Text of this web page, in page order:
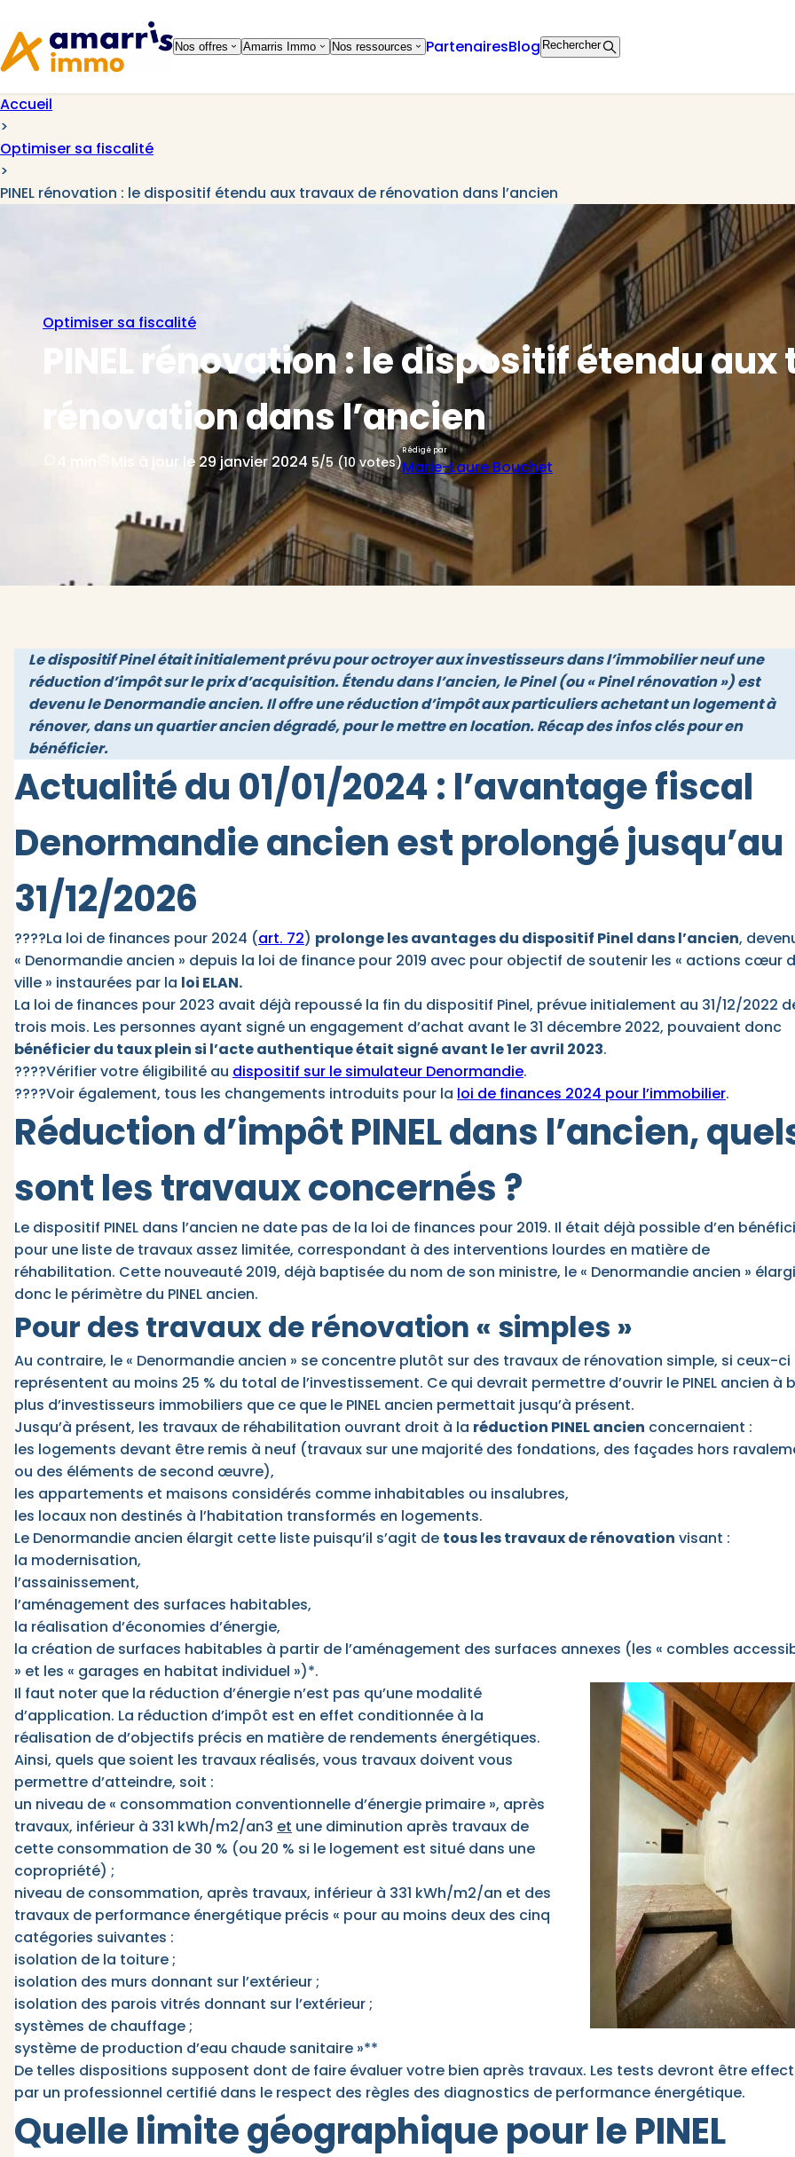
navigation
contenu
Nos offres Amarris Immo Nos ressources PartenairesBlog Rechercher
Accueil
>
Optimiser sa fiscalité
>
PINEL rénovation : le dispositif étendu aux travaux de rénovation dans l’ancien
Optimiser sa fiscalité
PINEL rénovation : le dispositif étendu
rénovation dans l’ancien
Mis à jour le 29 janvier 2024 5/5 (10 votes)
Rédigé par
Marie-Laure Bouchet
Le dispositif Pinel était initialement prévu pour octroyer aux investisseurs dans l’immobilier neuf une
réduction d’impôt sur le prix d’acquisition. Étendu dans l’ancien, le Pinel (ou « Pinel rénovation ») est
devenu le Denormandie ancien. Il offre une réduction d’impôt aux particuliers achetant un logement à
rénover, dans un quartier ancien dégradé, pour le mettre en location. Récap des infos clés pour en
bénéficier.
Actualité du 01/01/2024 : l’avantage fiscal
Denormandie ancien est prolongé jusqu’au
31/12/2026
????La loi de finances pour 2024 (art. 72) prolonge les avantages du dispositif Pinel dans l’ancien,
« Denormandie ancien » depuis la loi de finance pour 2019 avec pour objectif de soutenir les « actions cœur
ville » instaurées par la loi ELAN.
La loi de finances pour 2023 avait déjà repoussé la fin du dispositif Pinel, prévue initialement au 31/12/2022
trois mois. Les personnes ayant signé un engagement d’achat avant le 31 décembre 2022, pouvaient donc
bénéficier du taux plein si l’acte authentique était signé avant le 1er avril 2023.
????Vérifier votre éligibilité au dispositif sur le simulateur Denormandie.
????Voir également, tous les changements introduits pour la loi de finances 2024 pour l’immobilier.
Réduction d’impôt PINEL dans l’ancien,
sont les travaux concernés ?
Le dispositif PINEL dans l’ancien ne date pas de la loi de finances pour 2019. Il était déjà possible d’en
pour une liste de travaux assez limitée, correspondant à des interventions lourdes en matière de
réhabilitation. Cette nouveauté 2019, déjà baptisée du nom de son ministre, le « Denormandie ancien »
donc le périmètre du PINEL ancien.
Pour des travaux de rénovation « simples »
Au contraire, le « Denormandie ancien » se concentre plutôt sur des travaux de rénovation simple, si ceux-ci
représentent au moins 25 % du total de l’investissement. Ce qui devrait permettre d’ouvrir le PINEL ancien à
plus d’investisseurs immobiliers que ce que le PINEL ancien permettait jusqu’à présent.
Jusqu’à présent, les travaux de réhabilitation ouvrant droit à la réduction PINEL ancien concernaient :
les logements devant être remis à neuf (travaux sur une majorité des fondations, des façades hors
ou des éléments de second œuvre),
les appartements et maisons considérés comme inhabitables ou insalubres,
les locaux non destinés à l’habitation transformés en logements.
Le Denormandie ancien élargit cette liste puisqu’il s’agit de tous les travaux de rénovation visant :
la modernisation,
l’assainissement,
l’aménagement des surfaces habitables,
la réalisation d’économies d’énergie,
la création de surfaces habitables à partir de l’aménagement des surfaces annexes (les « combles
» et les « garages en habitat individuel »)*.
Il faut noter que la réduction d’énergie n’est pas qu’une modalité
d’application. La réduction d’impôt est en effet conditionnée à la
réalisation de d’objectifs précis en matière de rendements énergétiques.
Ainsi, quels que soient les travaux réalisés, vous travaux doivent vous
permettre d’atteindre, soit :
un niveau de « consommation conventionnelle d’énergie primaire », après
travaux, inférieur à 331 kWh/m2/an3 et une diminution après travaux de
cette consommation de 30 % (ou 20 % si le logement est situé dans une
copropriété) ;
niveau de consommation, après travaux, inférieur à 331 kWh/m2/an et des
travaux de performance énergétique précis « pour au moins deux des cinq
catégories suivantes :
isolation de la toiture ;
isolation des murs donnant sur l’extérieur ;
isolation des parois vitrés donnant sur l’extérieur ;
systèmes de chauffage ;
système de production d’eau chaude sanitaire »**
De telles dispositions supposent dont de faire évaluer votre bien après travaux. Les tests devront être
par un professionnel certifié dans le respect des règles des diagnostics de performance énergétique.
Quelle limite géographique pour le PINEL